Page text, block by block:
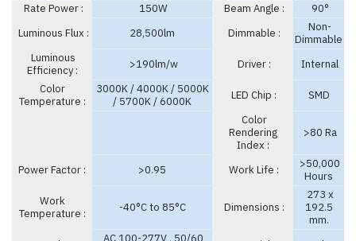
Rate Power : 150W Beam Angle :
90°
Luminous Flux :
28,500lm Dimmable :
Non-
Dimmable
Luminous
Efficiency :
>190lm/w Driver :
Internal
Color
Temperature :
3000K / 4000K / 5000K
/ 5700K / 6000K
LED Chip :
SMD
Color
Rendering
Index :
>80 Ra
Power Factor : >0.95 Work Life :
>50,000
Hours
Work
Temperature :
-40°C to 85°C Dimensions :
273 x
192.5
mm.